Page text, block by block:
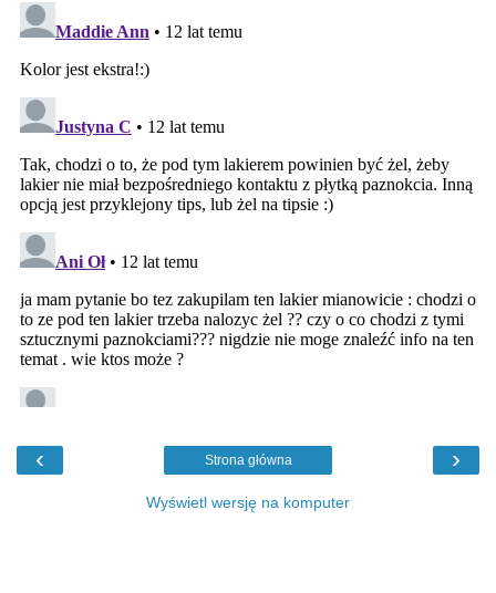
‹ ›
Strona główna
Wyświetl wersję na komputer